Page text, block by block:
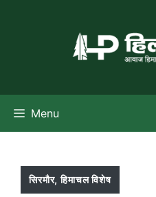
Menu
सिरमौर,हिमाचल विशेष